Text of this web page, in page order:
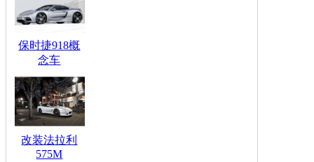
保时捷918概
念车
改装法拉利
575M